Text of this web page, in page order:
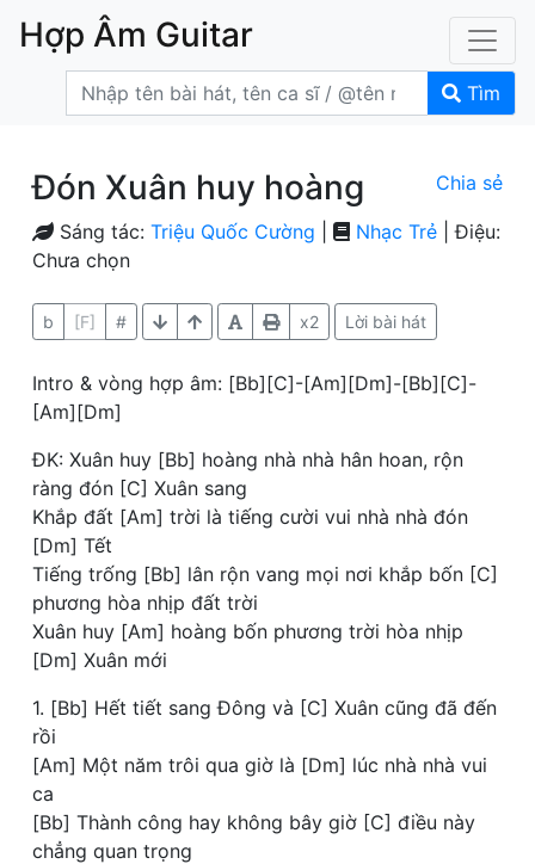
Hợp Âm Guitar
Tìm
Đón Xuân huy hoàng Chia sẻ
Sáng tác: Triệu Quốc Cường Nhạc Trẻ | Điệu:
Chưa chọn
b [F] # x2 Lời bài hát
Intro & vòng hợp âm: [Bb][C]-[Am][Dm]-[Bb][C]-
[Am][Dm]
ĐK: Xuân huy [Bb] hoàng nhà nhà hân hoan, rộn
ràng đón [C] Xuân sang
Khắp đất [Am] trời là tiếng cười vui nhà nhà đón
[Dm] Tết
Tiếng trống [Bb] lân rộn vang mọi nơi khắp bốn [C]
phương hòa nhịp đất trời
Xuân huy [Am] hoàng bốn phương trời hòa nhịp
[Dm] Xuân mới
1. [Bb] Hết tiết sang Đông và [C] Xuân cũng đã đến
rồi
[Am] Một năm trôi qua giờ là [Dm] lúc nhà nhà vui
ca
[Bb] Thành công hay không bây giờ [C] điều này
chẳng quan trọng